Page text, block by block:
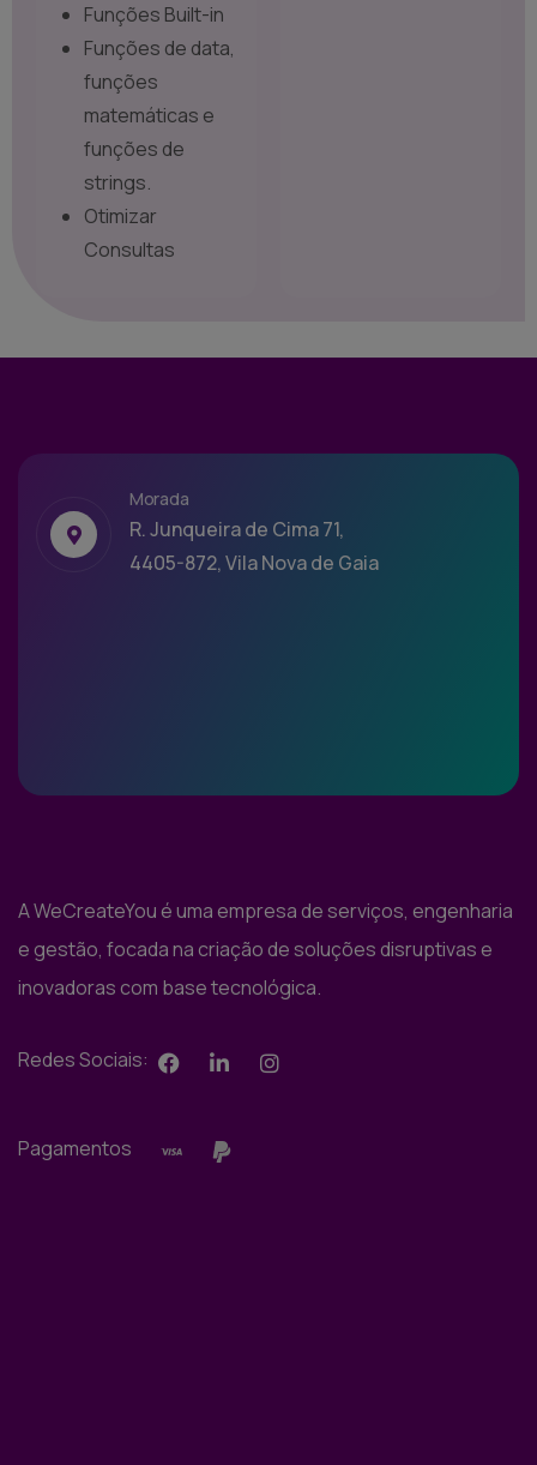
Funções Built-in
Funções de data,
funções
matemáticas e
funções de
strings.
Otimizar
Consultas
Morada
R. Junqueira de Cima 71,
4405-872, Vila Nova de Gaia
A WeCreateYou é uma empresa de serviços, engenharia
e gestão, focada na criação de soluções disruptivas e
inovadoras com base tecnológica.
Redes Sociais:
Pagamentos